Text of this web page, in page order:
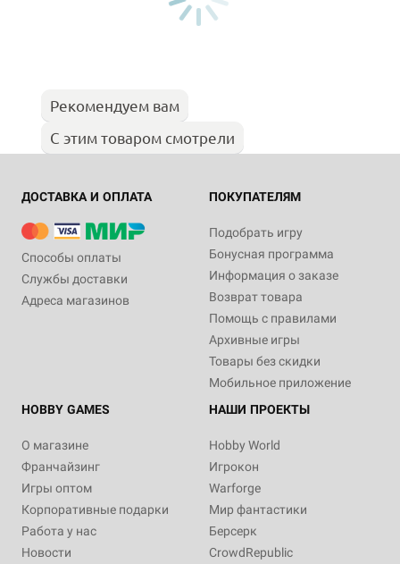
Рекомендуем вам
С этим товаром смотрели
ДОСТАВКА И ОПЛАТА
Способы оплаты
Службы доставки
Адреса магазинов
ПОКУПАТЕЛЯМ
Подобрать игру
Бонусная программа
Информация о заказе
Возврат товара
Помощь с правилами
Архивные игры
Товары без скидки
Мобильное приложение
HOBBY GAMES
О магазине
Франчайзинг
Игры оптом
Корпоративные подарки
Работа у нас
Новости
НАШИ ПРОЕКТЫ
Hobby World
Игрокон
Warforge
Мир фантастики
Берсерк
CrowdRepublic